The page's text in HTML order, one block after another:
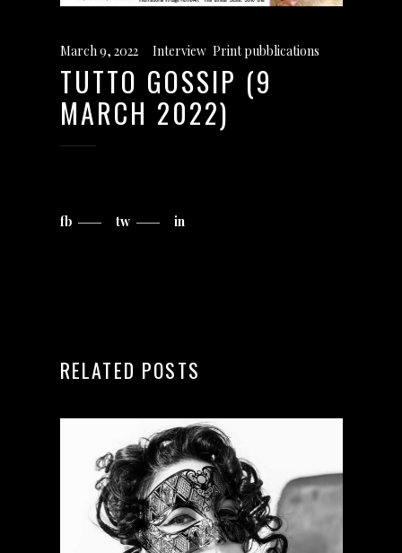
March 9, 2022 Interview, Print pubblications
TUTTO GOSSIP (9
MARCH 2022)
fb tw in
RELATED POSTS